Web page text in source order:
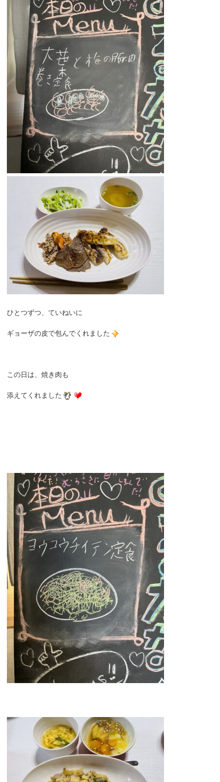
ひとつずつ、ていねいに
ギョーザの皮で包んでくれました
この日は、焼き肉も
添えてくれました